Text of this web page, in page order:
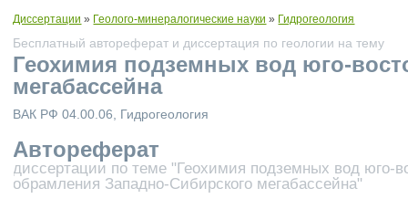
Диссертации » Геолого-минералогические науки » Гидрогеология
Бесплатный автореферат и диссертация по геологии на тему
Геохимия подземных вод юго-
мегабассейна
ВАК РФ 04.00.06, Гидрогеология
Автореферат
диссертации по теме "Геохимия подземных вод юго-
обрамления Западно-Сибирского мегабассейна"